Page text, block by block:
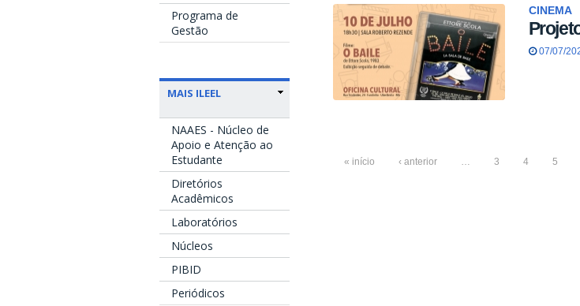
Programa de
Gestão
MAIS ILEEL
NAAES - Núcleo de
Apoio e Atenção ao
Estudante
Diretórios
Acadêmicos
Laboratórios
Núcleos
PIBID
Periódicos
CINEMA
07/07/
« início ‹ anterior … 3 4 5